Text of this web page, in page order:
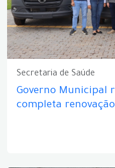
Secretaria de Saúde
Governo Municipal
completa